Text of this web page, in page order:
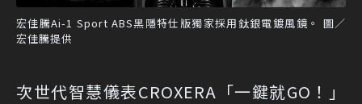
宏佳騰Ai-1 Sport ABS黑隱特仕版獨家採用鈦銀電鍍風鏡。 圖／
宏佳騰提供
次世代智慧儀表CROXERA「一鍵就GO！」